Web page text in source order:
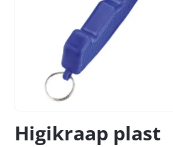
Higikraap plast